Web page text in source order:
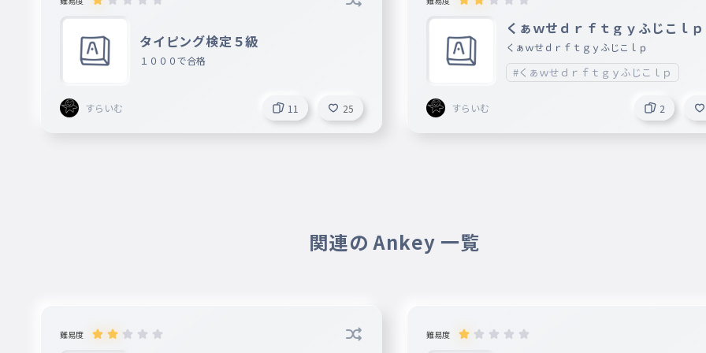
タイピング検定５級
１０００で合格
すらいむ 11 25
くぁｗせｄｒｆｔｇｙふじこｌｐ
くぁｗせｄｒｆｔｇｙふじこｌｐ
#くぁｗせｄｒｆｔｇｙふじこｌｐ
すらいむ 2
関連の Ankey 一覧
難易度 難易度